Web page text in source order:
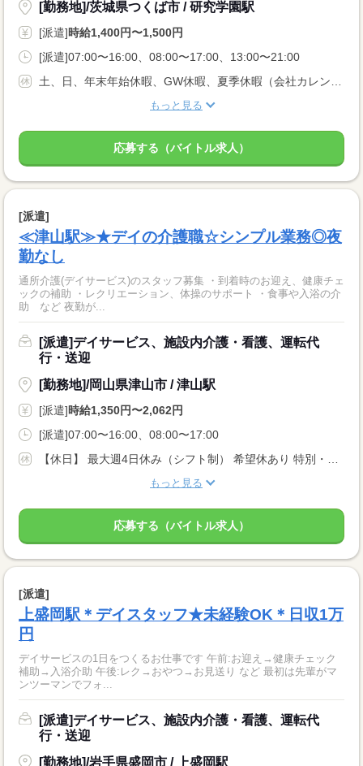
[勤務地]/茨城県つくば市 / 研究学園駅
[派遣]時給1,400円〜1,500円
[派遣]07:00〜16:00、08:00〜17:00、13:00〜21:00
土、日、年末年始休暇、GW休暇、夏季休暇（会社カレンダーに準ずる）
もっと見る
応募する（バイトル求人）
[派遣]
≪津山駅≫★デイの介護職☆シンプル業務◎夜
勤なし
通所介護(デイサービス)のスタッフ募集 ・到着時のお迎え、健康チェ
ックの補助 ・レクリエーション、体操のサポート ・食事や入浴の介
助 など 夜勤が...
[派遣]デイサービス、施設内介護・看護、運転代
行・送迎
[勤務地]/岡山県津山市 / 津山駅
[派遣]時給1,350円〜2,062円
[派遣]07:00〜16:00、08:00〜17:00
【休日】 最大週4日休み（シフト制） 希望休あり 特別・有給休暇あり
もっと見る
応募する（バイトル求人）
[派遣]
上盛岡駅＊デイスタッフ★未経験OK＊日収1万
円
デイサービスの1日をつくるお仕事です 午前:お迎え→健康チェック
補助→入浴介助 午後:レク→おやつ→お見送り など 最初は先輩がマ
ンツーマンでフォ...
[派遣]デイサービス、施設内介護・看護、運転代
行・送迎
[勤務地]/岩手県盛岡市 / 上盛岡駅